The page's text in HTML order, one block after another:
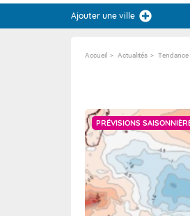
Ajouter une ville
Accueil Actualités Tendance
PRÉVISIONS